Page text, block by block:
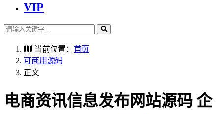
VIP
当前位置： 首页
可商用源码
正文
电商资讯信息发布网站源码 企